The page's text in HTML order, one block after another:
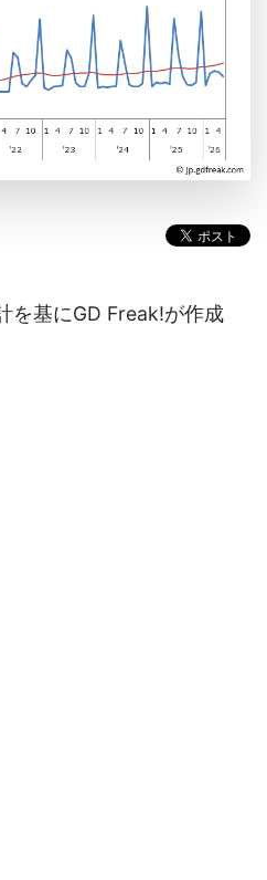
を基にGD Freak!が作成